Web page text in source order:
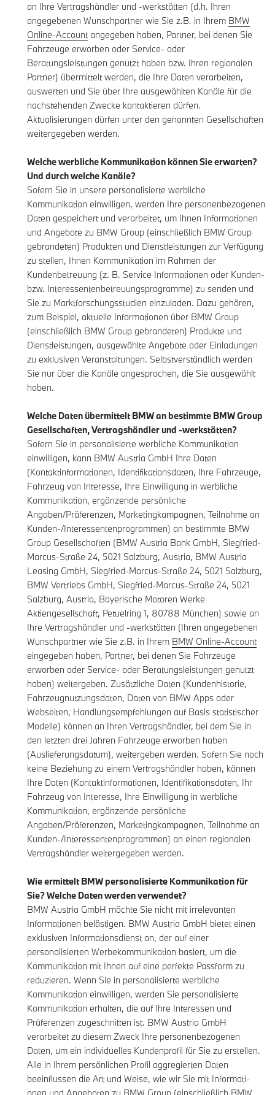
an Ihre Vertragshändler und -werkstätten (d.h. Ihren
angegebenen Wunschpartner wie Sie z.B. in Ihrem BMW
Online-Accountangegeben haben, Partner, bei denen Sie
Fahrzeuge erworben oder Service- oder
Beratungsleistungen genutzt haben bzw. Ihren regionalen
Partner) übermittelt werden, die Ihre Daten verarbeiten,
auswerten und Sie über Ihre ausgewählten Kanäle für die
nachstehenden Zwecke kontaktieren dürfen.
Aktualisierungen dürfen unter den genannten Gesellschaften
weitergegeben werden.
Welche werbliche Kommunikation können Sie erwarten?
Und durch welche Kanäle?
Sofern Sie in unsere personalisierte werbliche
Kommunikation einwilligen, werden Ihre personenbezogenen
Daten gespeichert und verarbeitet, um Ihnen Informationen
und Angebote zu BMW Group (einschließlich BMW Group
gebrandeten) Produkten und Dienstleistungen zur Verfügung
zu stellen, Ihnen Kommunikation im Rahmen der
Kundenbetreuung (z. B. Service Informationen oder Kunden-
bzw. Interessentenbetreuungsprogramme) zu senden und
Sie zu Marktforschungsstudien einzuladen. Dazu gehören,
zum Beispiel, aktuelle Informationen über BMW Group
(einschließlich BMW Group gebrandeten) Produkte und
Dienstleistungen, ausgewählte Angebote oder Einladungen
zu exklusiven Veranstaltungen. Selbstverständlich werden
Sie nur über die Kanäle angesprochen, die Sie ausgewählt
haben.
Welche Daten übermittelt BMW an bestimmte BMW Group
Gesellschaften, Vertragshändler und -werkstätten?
Sofern Sie in personalisierte werbliche Kommunikation
einwilligen, kann BMW Austria GmbH Ihre Daten
(Kontaktinformationen, Identifikationsdaten, Ihre Fahrzeuge,
Fahrzeug von Interesse, Ihre Einwilligung in werbliche
Kommunikation, ergänzende persönliche
Angaben/Präferenzen, Marketingkampagnen, Teilnahme an
Kunden-/Interessentenprogrammen) an bestimmte BMW
Group Gesellschaften (BMW Austria Bank GmbH, Siegfried-
Marcus-Straße 24, 5021 Salzburg, Austria, BMW Austria
Leasing GmbH, Siegfried-Marcus-Straße 24, 5021 Salzburg,
BMW Vertriebs GmbH, Siegfried-Marcus-Straße 24, 5021
Salzburg, Austria, Bayerische Motoren Werke
Aktiengesellschaft, Petuelring 1, 80788 München) sowie an
Ihre Vertragshändler und -werkstätten (Ihren angegebenen
Wunschpartner wie Sie z.B. in Ihrem BMW Online-Account
eingegeben haben, Partner, bei denen Sie Fahrzeuge
erworben oder Service- oder Beratungsleistungen genutzt
haben) weitergeben. Zusätzliche Daten (Kundenhistorie,
Fahrzeugnutzungsdaten, Daten von BMW Apps oder
Webseiten, Handlungsempfehlungen auf Basis statistischer
Modelle) können an Ihren Vertragshändler, bei dem Sie in
den letzten drei Jahren Fahrzeuge erworben haben
(Auslieferungsdatum), weitergeben werden. Sofern Sie noch
keine Beziehung zu einem Vertragshändler haben, können
Ihre Daten (Kontaktinformationen, Identifikationsdaten, Ihr
Fahrzeug von Interesse, Ihre Einwilligung in werbliche
Kommunikation, ergänzende persönliche
Angaben/Präferenzen, Marketingkampagnen, Teilnahme an
Kunden-/Interessentenprogrammen) an einen regionalen
Vertragshändler weitergegeben werden.
Wie ermittelt BMW personalisierte Kommunikation für
Sie? Welche Daten werden verwendet?
BMW Austria GmbH möchte Sie nicht mit irrelevanten
Informationen belästigen. BMW Austria GmbH bietet einen
exklusiven Informationsdienst an, der auf einer
personalisierten Werbekommunikation basiert, um die
Kommunikation mit Ihnen auf eine perfekte Passform zu
reduzieren. Wenn Sie in personalisierte werbliche
Kommunikation einwilligen, werden Sie personalisierte
Kommunikation erhalten, die auf Ihre Interessen und
Präferenzen zugeschnitten ist. BMW Austria GmbH
verarbeitet zu diesem Zweck Ihre personenbezogenen
Daten, um ein individuelles Kundenprofil für Sie zu erstellen.
Alle in Ihrem persönlichen Profil aggregierten Daten
beeinflussen die Art und Weise, wie wir Sie mit Informati-